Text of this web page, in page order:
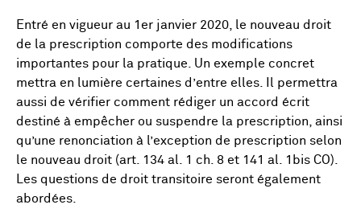
Entré en vigueur au 1er janvier 2020, le nouveau droit
de la prescription comporte des modifications
importantes pour la pratique. Un exemple concret
mettra en lumière certaines d’entre elles. Il permettra
aussi de vérifier comment rédiger un accord écrit
destiné à empêcher ou suspendre la prescription, ainsi
qu’une renonciation à l’exception de prescription selon
le nouveau droit (art. 134 al. 1 ch. 8 et 141 al. 1bis CO).
Les questions de droit transitoire seront également
abordées.